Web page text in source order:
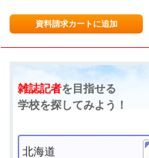
資料請求カートに追加
雑誌記者を目指せる
学校を探してみよう！
北海道